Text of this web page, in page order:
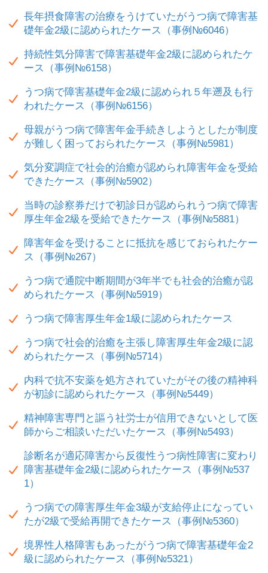
長年摂食障害の治療をうけていたがうつ病で障害基
礎年金2級に認められたケース（事例№6046）
持続性気分障害で障害基礎年金2級に認められたケ
ース（事例№6158）
うつ病で障害基礎年金2級に認められ５年遡及も行
われたケース（事例№6156）
母親がうつ病で障害年金手続きしようとしたが制度
が難しく困っておられたケース（事例№5981）
気分変調症で社会的治癒が認められ障害年金を受給
できたケース（事例№5902）
当時の診察券だけで初診日が認められうつ病で障害
厚生年金2級を受給できたケース（事例№5881）
障害年金を受けることに抵抗を感じておられたケー
ス（事例№267）
うつ病で通院中断期間が3年半でも社会的治癒が認
められたケース（事例№5919）
うつ病で障害厚生年金1級に認められたケース
うつ病で社会的治癒を主張し障害厚生年金2級に認
められたケース（事例№5714）
内科で抗不安薬を処方されていたがその後の精神科
が初診に認められたケース（事例№5449）
精神障害専門と謳う社労士が信用できないとして医
師からご相談いただいたケース（事例№5493）
診断名が適応障害から反復性うつ病性障害に変わり
障害基礎年金2級に認められたケース（事例№537
1）
うつ病での障害厚生年金3級が支給停止になってい
たが2級で受給再開できたケース（事例№5360）
境界性人格障害もあったがうつ病で障害基礎年金2
級に認められたケース（事例№5321）